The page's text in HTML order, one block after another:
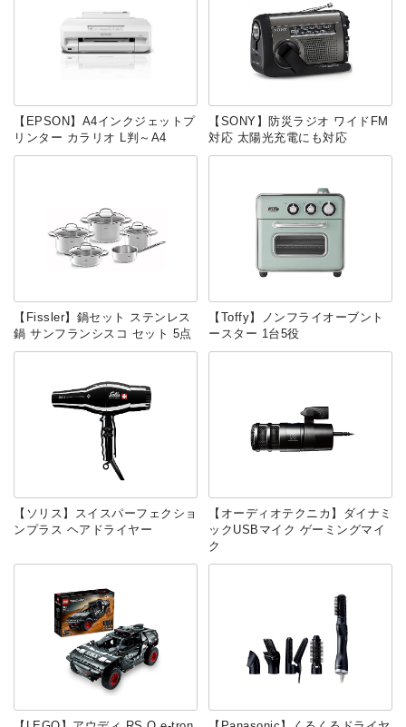
【EPSON】A4インクジェットプ
リンター カラリオ L判～A4
【SONY】防災ラジオ ワイドFM
対応 太陽光充電にも対応
【Fissler】鍋セット ステンレス
鍋 サンフランシスコ セット 5点
【Toffy】ノンフライオーブント
ースター 1台5役
【ソリス】スイスパーフェクショ
ンプラス ヘアドライヤー
【オーディオテクニカ】ダイナミ
ックUSBマイク ゲーミングマイ
ク